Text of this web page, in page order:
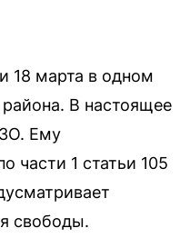
18 марта в одном
В настоящее
Ему
части 1 статьи 105
свободы.